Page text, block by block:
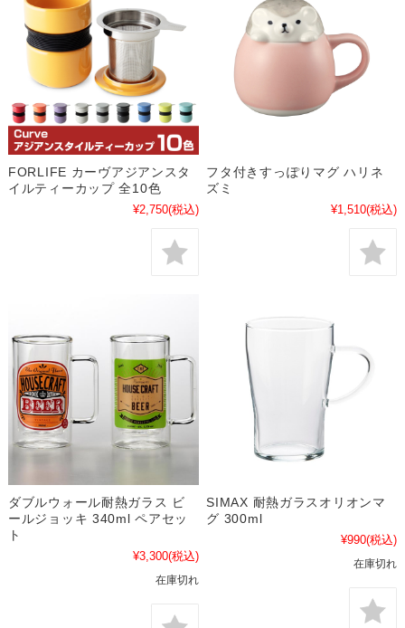
FORLIFE カーヴアジアンスタ
イルティーカップ 全10色
¥2,750(税込)
フタ付きすっぽりマグ ハリネ
ズミ
¥1,510(税込)
ダブルウォール耐熱ガラス ビ
ールジョッキ 340ml ペアセッ
ト
¥3,300(税込)
在庫切れ
SIMAX 耐熱ガラスオリオンマ
グ 300ml
¥990(税込)
在庫切れ